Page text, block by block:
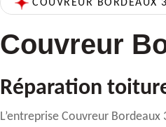
COUVREUR BORDEAUX
Couvreur
Réparation
L’entreprise Couvreur